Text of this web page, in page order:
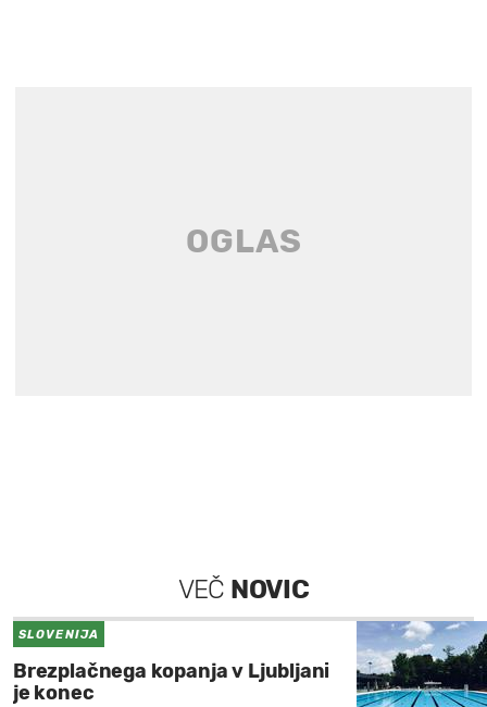
VEČ NOVIC
SLOVENIJA
Brezplačnega kopanja v Ljubljani
je konec